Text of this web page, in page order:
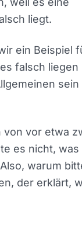
jedoch, dass
und vieles
hat, ist, aber.
weil es eine
liegt.
ein Beispiel
falsch liegen
sein